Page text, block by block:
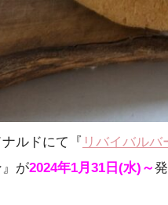
ルドにて『 リバイバル
が2024年1月31日(水)～発